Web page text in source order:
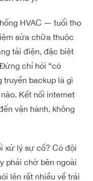
HVAC — tuổi thọ
sửa chữa thuộc
tải điện, đặc biệt
chỉ hỏi “có
backup là gì
Kết nối internet
vận hành, không
xử lý sự cố? Có đội
phải chờ bên ngoài
lên rất nhiều về trải